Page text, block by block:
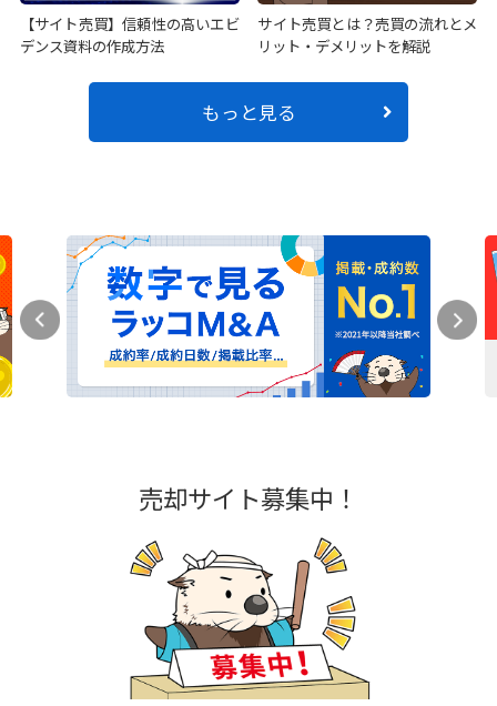
【サイト売買】信頼性の高いエビ
デンス資料の作成方法
サイト売買とは？売買の流れとメ
リット・デメリットを解説
もっと見る
売却サイト募集中！